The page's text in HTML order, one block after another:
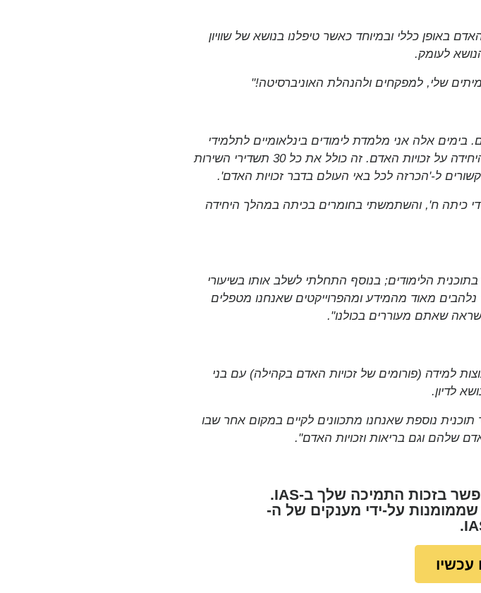
באופן כללי ובמיוחד כאשר טיפלנו בנושא של שוויון
לעומק.
שלי, למפקחים ולהנהלת האוניברסיטה!"
אלה אני מלמדת לימודים בינלאומיים לתלמידי
כיתה י' ואני משתמשת בחומרים בצורה נרחבת במהלך היחידה על זכויות האדם. זה כולל את כל 30 תשדירי השירות
ל-'הכרזה לכל באי העולם בדבר זכויות האדם'.
כיתה ח', והשתמשתי בחומרים בכיתה במהלך היחידה
הלימודים; בנוסף התחלתי לשלב אותו בשיעורי
מאוד מהמידע ומהפרוייקטים שאנחנו מטפלים
שאתם מעוררים בכולנו".
למידה (פורומים של זכויות האדם בקהילה) עם בני
לדיון.
נוספת שאנחנו מתכוונים לקיים במקום אחר שבו
שלהם וגם בריאות וזכויות האדם".
הקמפיין של זכויות האדם מתאפשר בזכות התמיכה שלך ב-IAS.
על-ידי מענקים של ה-
עכשיו